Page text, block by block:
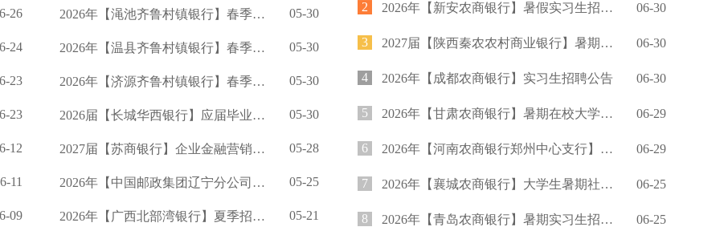
26
24
23
23
12
11
09
2026年【渑池齐鲁村镇银行】春季校园招聘公告 05-30
2026年【温县齐鲁村镇银行】春季招聘公告 05-30
2026年【济源齐鲁村镇银行】春季校园招聘启事 05-30
2026届【长城华西银行】应届毕业生招聘公告 05-30
2027届【苏商银行】企业金融营销岗校招提前批公告 05-28
2026年【中国邮政集团辽宁分公司】招聘公告 05-25
2026年【广西北部湾银行】夏季招聘启事 05-21
2 2026年【新安农商银行】暑假实习生招募公告 06-30
3 2027届【陕西秦农农村商业银行】暑期实习生招聘公告 06-30
4 2026年【成都农商银行】实习生招聘公告 06-30
5 2026年【甘肃农商银行】暑期在校大学生实习招募公告 06-29
6 2026年【河南农商银行郑州中心支行】暑期实习招募公告 06-29
7 2026年【襄城农商银行】大学生暑期社会实践招募公告 06-25
8 2026年【青岛农商银行】暑期实习生招募公告 06-25